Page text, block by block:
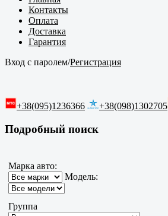
Контакты
Оплата
Доставка
Гарантия
Вход с паролем/Регистрация
+38(095)1236366 +38(098)1302705
Подробный поиск
Марка авто:
Модель:
Группа